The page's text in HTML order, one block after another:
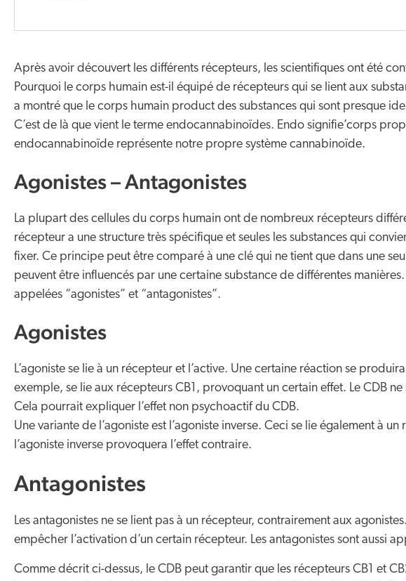
Après avoir découvert les différents récepteurs, les scientifiques ont été
Pourquoi le corps humain est-il équipé de récepteurs qui se lient aux
a montré que le corps humain product des substances qui sont presque
C’est de là que vient le terme endocannabinoïdes. Endo signifie’corps
endocannabinoïde représente notre propre système cannabinoïde.
Agonistes – Antagonistes
La plupart des cellules du corps humain ont de nombreux récepteurs
récepteur a une structure très spécifique et seules les substances qui
fixer. Ce principe peut être comparé à une clé qui ne tient que dans une
peuvent être influencés par une certaine substance de différentes
appelées “agonistes” et “antagonistes”.
Agonistes
L’agoniste se lie à un récepteur et l’active. Une certaine réaction se
exemple, se lie aux récepteurs CB1, provoquant un certain effet. Le CDB
Cela pourrait expliquer l’effet non psychoactif du CDB.
Une variante de l’agoniste est l’agoniste inverse. Ceci se lie également à
l’agoniste inverse provoquera l’effet contraire.
Antagonistes
Les antagonistes ne se lient pas à un récepteur, contrairement aux
empêcher l’activation d’un certain récepteur. Les antagonistes sont aussi
Comme décrit ci-dessus, le CDB peut garantir que les récepteurs CB1 et